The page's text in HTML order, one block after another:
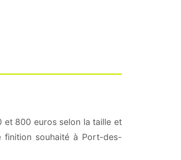
et 800 euros selon la taille et
finition souhaité à Port-des-